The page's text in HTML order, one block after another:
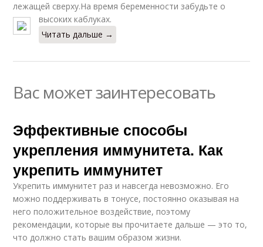
лежащей сверху.На время беременности забудьте о
высоких каблуках.
Читать дальше →
Вас может заинтересовать
Эффективные способы
укрепления иммунитета. Как
укрепить иммунитет
Укрепить иммунитет раз и навсегда невозможно. Его
можно поддерживать в тонусе, постоянно оказывая на
него положительное воздействие, поэтому
рекомендации, которые вы прочитаете дальше — это то,
что должно стать вашим образом жизни.